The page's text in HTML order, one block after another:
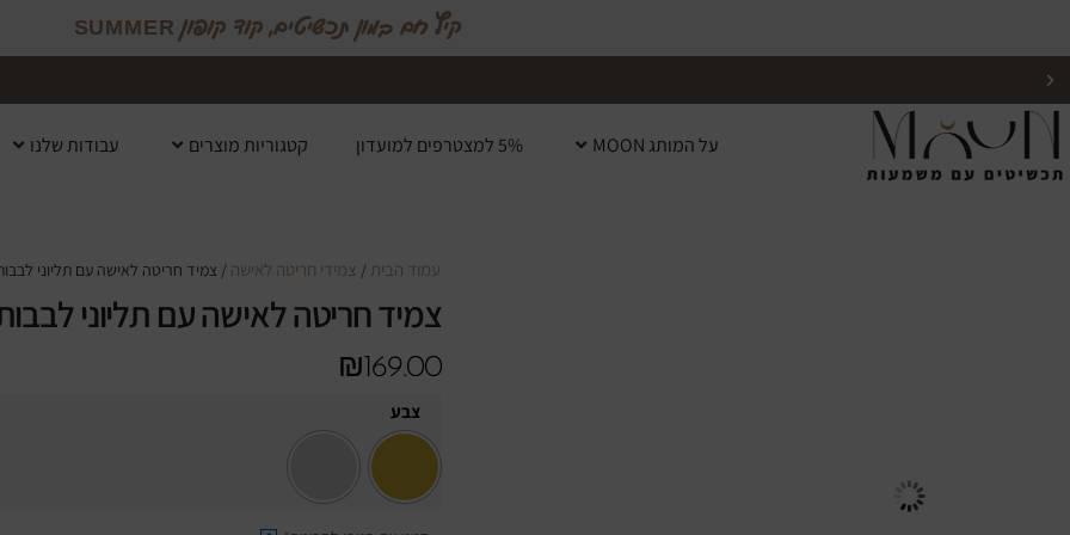
קיץ חם במון תכשיטים, קוד קופון SUMMER
על המותג MOON 5% למצטרפים למועדון קטגוריות מוצרים עבודות שלנו
עמוד הבית / צמידי חריטה לאישה / צמיד חריטה לאישה עם תליוני
צמיד חריטה לאישה עם תליוני
₪169.00
צבע